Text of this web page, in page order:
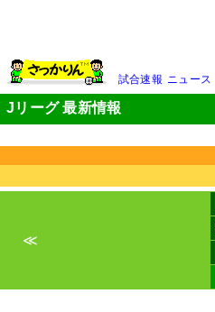
試合速報 ニュース
Jリーグ 最新情報
≪